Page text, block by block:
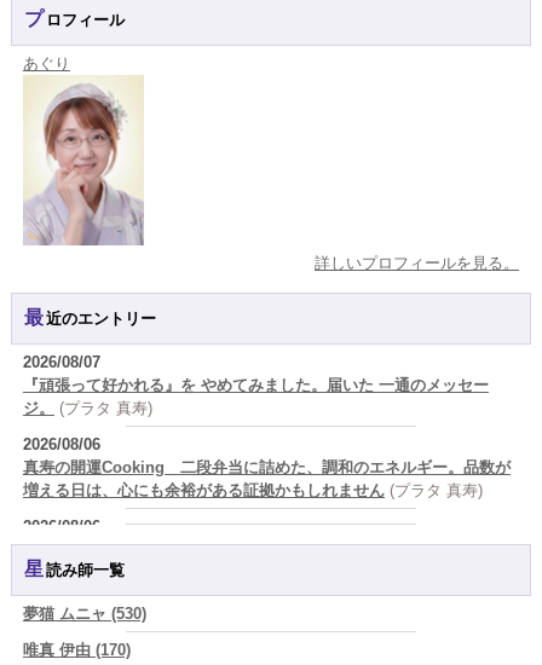
プロフィール
あぐり
詳しいプロフィールを見る。
最近のエントリー
2026/08/07
『頑張って好かれる』を やめてみました。届いた 一通のメッセー
ジ。
(プラタ 真寿)
2026/08/06
真寿の開運Cooking 二段弁当に詰めた、調和のエネルギー。品数が
増える日は、心にも余裕がある証拠かもしれません (プラタ 真寿)
2026/08/06
理解されたい人ほど、相手を理解することを忘れてしまう。 (唯真 伊
由)
2026/08/06
【難しい恋愛】【既読スルー】あなたが楽しんでいるとどんな立場や
年齢でも愛されます
星読み師一覧
夢猫 ムニャ (530)
唯真 伊由 (170)